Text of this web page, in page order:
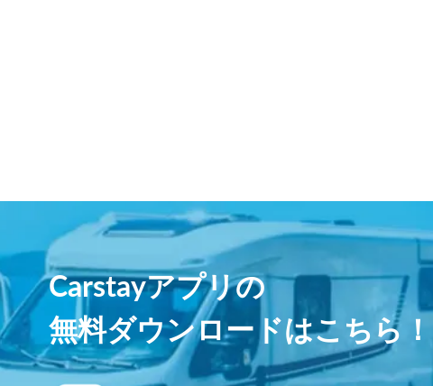
Carstayアプリの
無料ダウンロードはこちら！